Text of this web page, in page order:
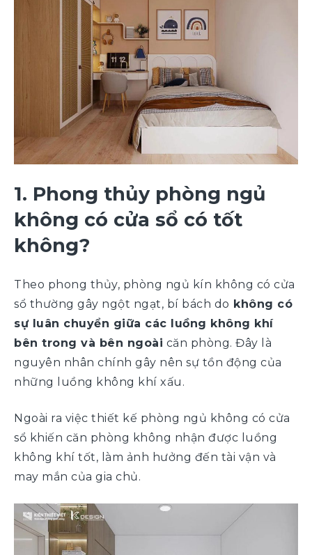
1. Phong thủy phòng ngủ
không có cửa sổ có tốt
không?
Theo phong thủy, phòng ngủ kín không có cửa
sổ thường gây ngột ngạt, bí bách do không có
sự luân chuyển giữa các luồng không khí
bên trong và bên ngoài căn phòng. Đây là
nguyên nhân chính gây nên sự tồn động của
những luồng không khí xấu.
Ngoài ra việc thiết kế phòng ngủ không có cửa
sổ khiến căn phòng không nhận được luồng
không khí tốt, làm ảnh hưởng đến tài vận và
may mắn của gia chủ.